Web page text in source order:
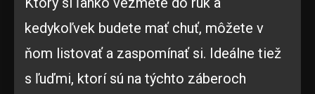
kedykoľvek budete mať chuť, môžete v
ňom listovať a zaspomínať si. Ideálne tiež
s ľuďmi, ktorí sú na týchto záberoch